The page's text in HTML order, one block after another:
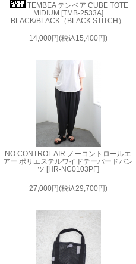
TEMBEA テンベア CUBE TOTE
MIDIUM [TMB-2533A]
BLACK/BLACK（BLACK STITCH）
14,000円(税込15,400円)
NO CONTROL AIR ノーコントロールエ
アー ポリエステルワイドテーパードパン
ツ [HR-NC0103PF]
27,000円(税込29,700円)